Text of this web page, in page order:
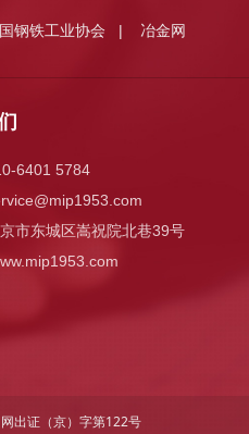
6401 5784
市东城区嵩祝院北巷39号
钢铁工业协会 | 冶金网
网出证（京）字第122号